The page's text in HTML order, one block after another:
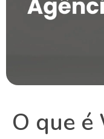
O que é